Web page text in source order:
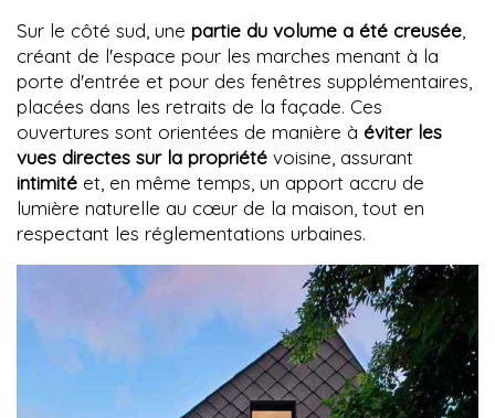
Sur le côté sud, une partie du volume a été creusée
créant de l'espace pour les marches menant à la
porte d'entrée et pour des fenêtres supplémentaires,
placées dans les retraits de la façade. Ces
ouvertures sont orientées de manière à éviter les
vues directes sur la propriété voisine, assurant
intimité et, en même temps, un apport accru de
lumière naturelle au cœur de la maison, tout en
respectant les réglementations urbaines.